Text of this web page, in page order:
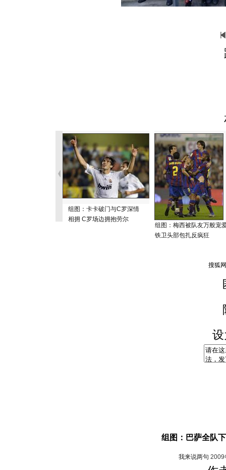
组图：卡卡破门与C罗深情
相拥 C罗场边拥抱劳尔
组图：梅西被队友万般宠
铁卫头部包扎反疯狂
组图：巴萨全队
我来说两句 2009